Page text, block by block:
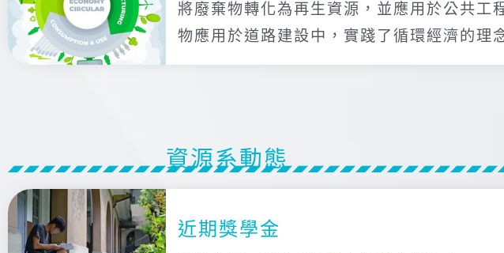
將廢棄物轉化為再生資源，並應用於公共工
物應用於道路建設中，實踐了循環經濟的理
資源系動態
近期獎學金